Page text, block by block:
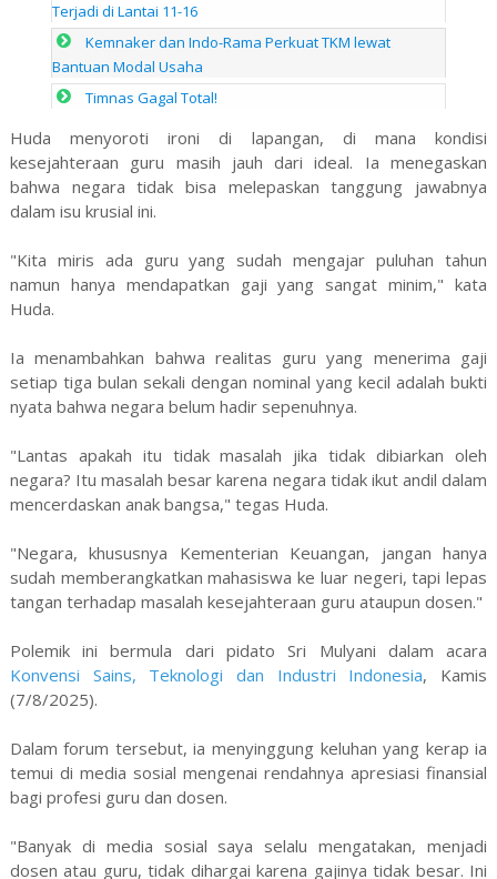
Terjadi di Lantai 11-16
Kemnaker dan Indo-Rama Perkuat TKM lewat
Bantuan Modal Usaha
Timnas Gagal Total!
Huda menyoroti ironi di lapangan, di mana kondisi
kesejahteraan guru masih jauh dari ideal. Ia menegaskan
bahwa negara tidak bisa melepaskan tanggung jawabnya
dalam isu krusial ini.
"Kita miris ada guru yang sudah mengajar puluhan tahun
namun hanya mendapatkan gaji yang sangat minim," kata
Huda.
Ia menambahkan bahwa realitas guru yang menerima gaji
setiap tiga bulan sekali dengan nominal yang kecil adalah bukti
nyata bahwa negara belum hadir sepenuhnya.
"Lantas apakah itu tidak masalah jika tidak dibiarkan oleh
negara? Itu masalah besar karena negara tidak ikut andil dalam
mencerdaskan anak bangsa," tegas Huda.
"Negara, khususnya Kementerian Keuangan, jangan hanya
sudah memberangkatkan mahasiswa ke luar negeri, tapi lepas
tangan terhadap masalah kesejahteraan guru ataupun dosen."
Polemik ini bermula dari pidato Sri Mulyani dalam acara
Konvensi Sains, Teknologi dan Industri Indonesia, Kamis
(7/8/2025).
Dalam forum tersebut, ia menyinggung keluhan yang kerap ia
temui di media sosial mengenai rendahnya apresiasi finansial
bagi profesi guru dan dosen.
"Banyak di media sosial saya selalu mengatakan, menjadi
dosen atau guru, tidak dihargai karena gajinya tidak besar. Ini